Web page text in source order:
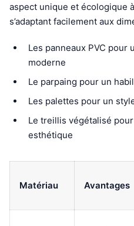
aspect unique et écologique
s’adaptant facilement aux
Les panneaux PVC pour
moderne
Le parpaing pour un
Les palettes pour un
Le treillis végétalisé
esthétique
Matériau Avantages